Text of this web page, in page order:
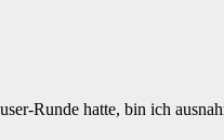
Runde hatte, bin ich